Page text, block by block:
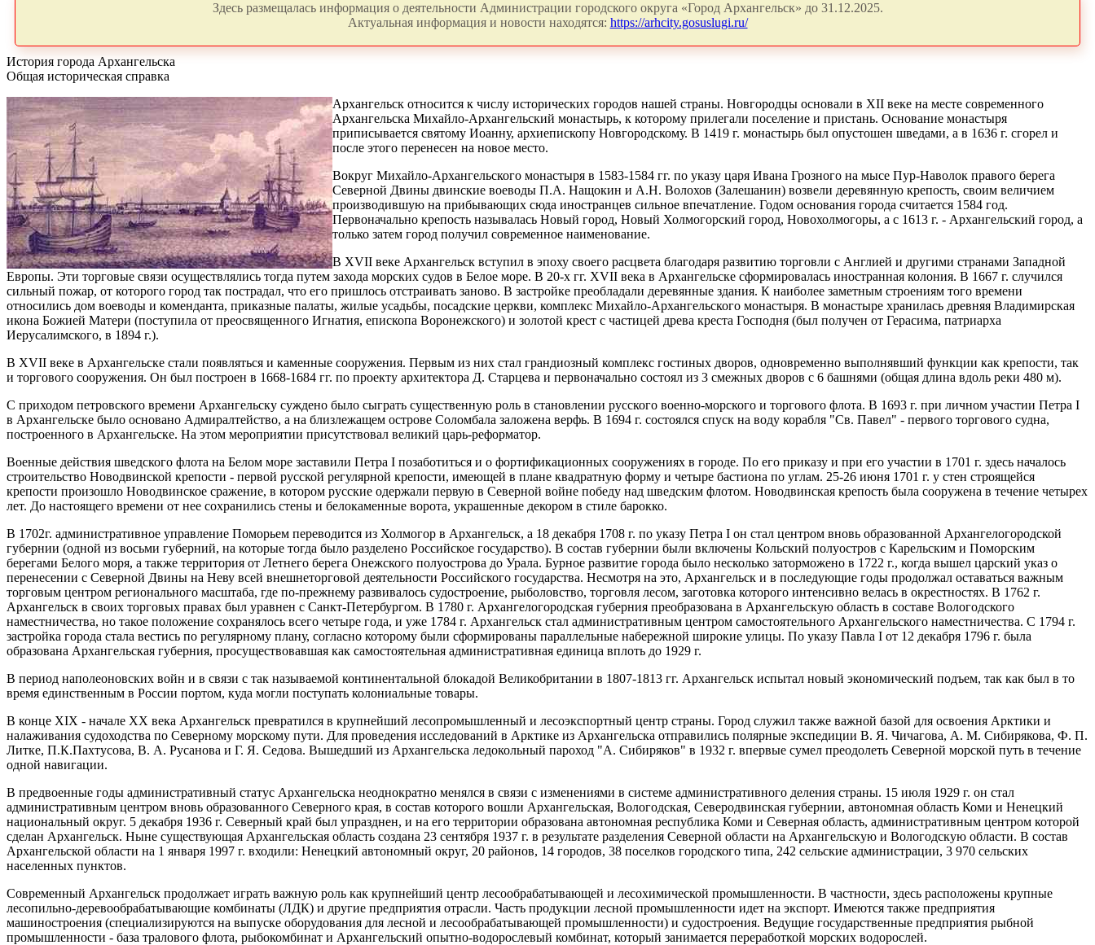
Здесь размещалась информация о деятельности Администрации городского округа «Город Архангельск» до 31.12.2025.
Актуальная информация и новости находятся: https://arhcity.gosuslugi.ru/
История города Архангельска
Общая историческая справка
Архангельск относится к числу исторических городов нашей страны. Новгородцы основали в XII веке на месте современного
Архангельска Михайло-Архангельский монастырь, к которому прилегали поселение и пристань. Основание монастыря
приписывается святому Иоанну, архиепископу Новгородскому. В 1419 г. монастырь был опустошен шведами, а в 1636 г. сгорел и
после этого перенесен на новое место.
Вокруг Михайло-Архангельского монастыря в 1583-1584 гг. по указу царя Ивана Грозного на мысе Пур-Наволок правого берега
Северной Двины двинские воеводы П.А. Нащокин и А.Н. Волохов (Залешанин) возвели деревянную крепость, своим величием
производившую на прибывающих сюда иностранцев сильное впечатление. Годом основания города считается 1584 год.
Первоначально крепость называлась Новый город, Новый Холмогорский город, Новохолмогоры, а с 1613 г. - Архангельский город, а
только затем город получил современное наименование.
В XVII веке Архангельск вступил в эпоху своего расцвета благодаря развитию торговли с Англией и другими странами Западной
Европы. Эти торговые связи осуществлялись тогда путем захода морских судов в Белое море. В 20-х гг. XVII века в Архангельске сформировалась иностранная колония. В 1667 г. случился
сильный пожар, от которого город так пострадал, что его пришлось отстраивать заново. В застройке преобладали деревянные здания. К наиболее заметным строениям того времени
относились дом воеводы и коменданта, приказные палаты, жилые усадьбы, посадские церкви, комплекс Михайло-Архангельского монастыря. В монастыре хранилась древняя Владимирская
икона Божией Матери (поступила от преосвященного Игнатия, епископа Воронежского) и золотой крест с частицей древа креста Господня (был получен от Герасима, патриарха
Иерусалимского, в 1894 г.).
В XVII веке в Архангельске стали появляться и каменные сооружения. Первым из них стал грандиозный комплекс гостиных дворов, одновременно выполнявший функции как крепости, так
и торгового сооружения. Он был построен в 1668-1684 гг. по проекту архитектора Д. Старцева и первоначально состоял из 3 смежных дворов с 6 башнями (общая длина вдоль реки 480 м).
С приходом петровского времени Архангельску суждено было сыграть существенную роль в становлении русского военно-морского и торгового флота. В 1693 г. при личном участии Петра I
в Архангельске было основано Адмиралтейство, а на близлежащем острове Соломбала заложена верфь. В 1694 г. состоялся спуск на воду корабля "Св. Павел" - первого торгового судна,
построенного в Архангельске. На этом мероприятии присутствовал великий царь-реформатор.
Военные действия шведского флота на Белом море заставили Петра I позаботиться и о фортификационных сооружениях в городе. По его приказу и при его участии в 1701 г. здесь началось
строительство Новодвинской крепости - первой русской регулярной крепости, имеющей в плане квадратную форму и четыре бастиона по углам. 25-26 июня 1701 г. у стен строящейся
крепости произошло Новодвинское сражение, в котором русские одержали первую в Северной войне победу над шведским флотом. Новодвинская крепость была сооружена в течение четырех
лет. До настоящего времени от нее сохранились стены и белокаменные ворота, украшенные декором в стиле барокко.
В 1702г. административное управление Поморьем переводится из Холмогор в Архангельск, а 18 декабря 1708 г. по указу Петра I он стал центром вновь образованной Архангелогородской
губернии (одной из восьми губерний, на которые тогда было разделено Российское государство). В состав губернии были включены Кольский полуостров с Карельским и Поморским
берегами Белого моря, а также территория от Летнего берега Онежского полуострова до Урала. Бурное развитие города было несколько заторможено в 1722 г., когда вышел царский указ о
перенесении с Северной Двины на Неву всей внешнеторговой деятельности Российского государства. Несмотря на это, Архангельск и в последующие годы продолжал оставаться важным
торговым центром регионального масштаба, где по-прежнему развивалось судостроение, рыболовство, торговля лесом, заготовка которого интенсивно велась в окрестностях. В 1762 г.
Архангельск в своих торговых правах был уравнен с Санкт-Петербургом. В 1780 г. Архангелогородская губерния преобразована в Архангельскую область в составе Вологодского
наместничества, но такое положение сохранялось всего четыре года, и уже 1784 г. Архангельск стал административным центром самостоятельного Архангельского наместничества. С 1794 г.
застройка города стала вестись по регулярному плану, согласно которому были сформированы параллельные набережной широкие улицы. По указу Павла I от 12 декабря 1796 г. была
образована Архангельская губерния, просуществовавшая как самостоятельная административная единица вплоть до 1929 г.
В период наполеоновских войн и в связи с так называемой континентальной блокадой Великобритании в 1807-1813 гг. Архангельск испытал новый экономический подъем, так как был в то
время единственным в России портом, куда могли поступать колониальные товары.
В конце XIX - начале XX века Архангельск превратился в крупнейший лесопромышленный и лесоэкспортный центр страны. Город служил также важной базой для освоения Арктики и
налаживания судоходства по Северному морскому пути. Для проведения исследований в Арктике из Архангельска отправились полярные экспедиции В. Я. Чичагова, А. М. Сибирякова, Ф. П.
Литке, П.К.Пахтусова, В. А. Русанова и Г. Я. Седова. Вышедший из Архангельска ледокольный пароход "А. Сибиряков" в 1932 г. впервые сумел преодолеть Северной морской путь в течение
одной навигации.
В предвоенные годы административный статус Архангельска неоднократно менялся в связи с изменениями в системе административного деления страны. 15 июля 1929 г. он стал
административным центром вновь образованного Северного края, в состав которого вошли Архангельская, Вологодская, Северодвинская губернии, автономная область Коми и Ненецкий
национальный округ. 5 декабря 1936 г. Северный край был упразднен, и на его территории образована автономная республика Коми и Северная область, административным центром которой
сделан Архангельск. Ныне существующая Архангельская область создана 23 сентября 1937 г. в результате разделения Северной области на Архангельскую и Вологодскую области. В состав
Архангельской области на 1 января 1997 г. входили: Ненецкий автономный округ, 20 районов, 14 городов, 38 поселков городского типа, 242 сельские администрации, 3 970 сельских
населенных пунктов.
Современный Архангельск продолжает играть важную роль как крупнейший центр лесообрабатывающей и лесохимической промышленности. В частности, здесь расположены крупные
лесопильно-деревообрабатывающие комбинаты (ЛДК) и другие предприятия отрасли. Часть продукции лесной промышленности идет на экспорт. Имеются также предприятия
машиностроения (специализируются на выпуске оборудования для лесной и лесообрабатывающей промышленности) и судостроения. Ведущие государственные предприятия рыбной
промышленности - база тралового флота, рыбокомбинат и Архангельский опытно-водорослевый комбинат, который занимается переработкой морских водорослей.